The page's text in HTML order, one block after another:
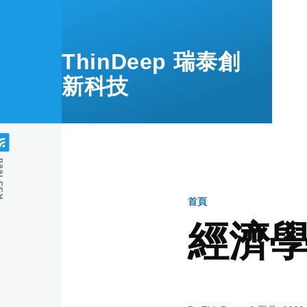
ThinDeep 瑞泰創
新科技
導
航
首頁
經濟